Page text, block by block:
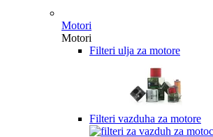
Motori
Motori
Filteri ulja za motore
Filteri vazduha za motore